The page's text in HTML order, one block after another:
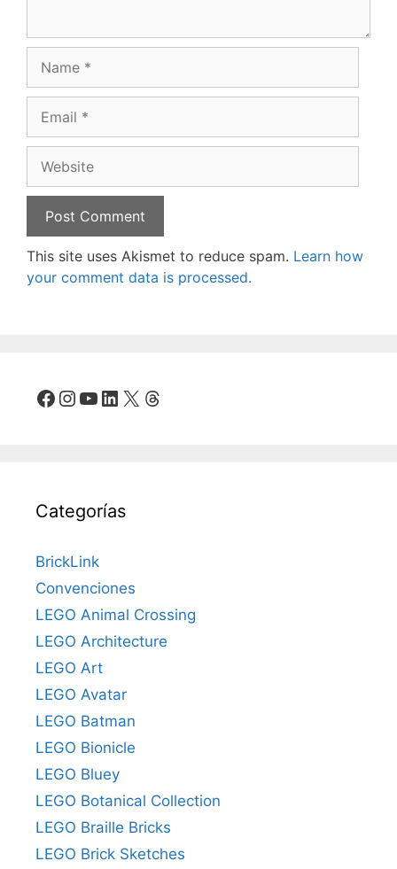
This site uses Akismet to reduce spam. Learn how
your comment data is processed.
Facebook
Instagram
YouTube
LinkedIn
X Threads
Categorías
BrickLink
Convenciones
LEGO Animal Crossing
LEGO Architecture
LEGO Art
LEGO Avatar
LEGO Batman
LEGO Bionicle
LEGO Bluey
LEGO Botanical Collection
LEGO Braille Bricks
LEGO Brick Sketches